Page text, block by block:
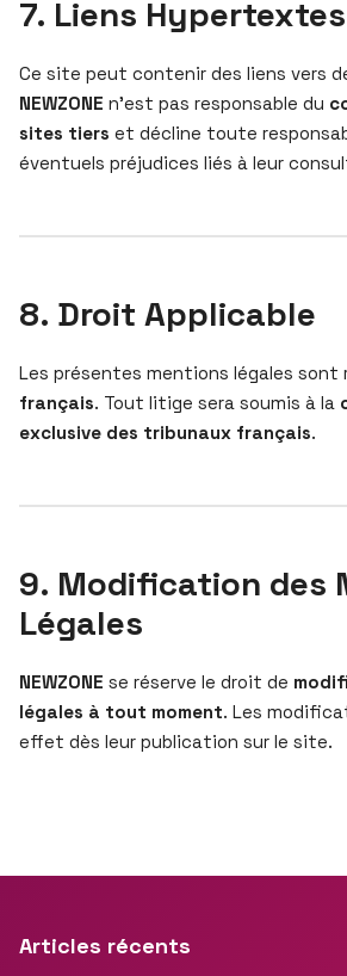
7. Liens Hypertextes
Ce site peut contenir des liens vers
NEWZONE n’est pas responsable du
sites tiers et décline toute
éventuels préjudices liés à leur
8. Droit Applicable
Les présentes mentions légales sont
français. Tout litige sera soumis à la
exclusive des tribunaux français.
9. Modification des
Légales
NEWZONE se réserve le droit de
légales à tout moment. Les
effet dès leur publication sur le site.
Articles récents